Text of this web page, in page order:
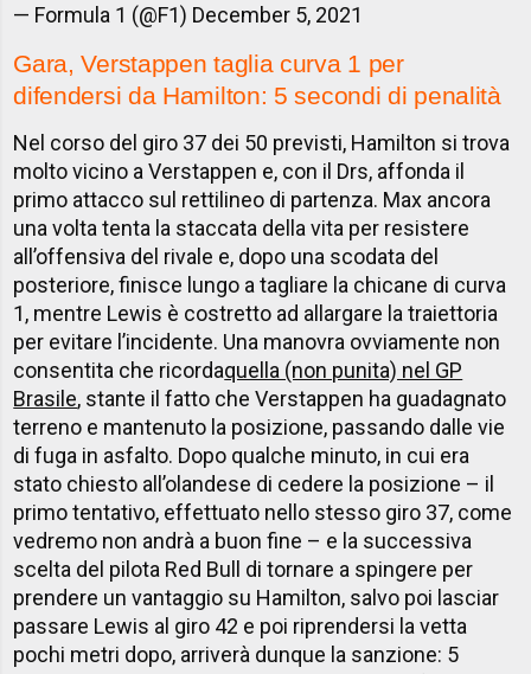
— Formula 1 (@F1) December 5, 2021
Gara, Verstappen taglia curva 1 per
difendersi da Hamilton: 5 secondi di penalità
Nel corso del giro 37 dei 50 previsti, Hamilton si trova
molto vicino a Verstappen e, con il Drs, affonda il
primo attacco sul rettilineo di partenza. Max ancora
una volta tenta la staccata della vita per resistere
all’offensiva del rivale e, dopo una scodata del
posteriore, finisce lungo a tagliare la chicane di curva
1, mentre Lewis è costretto ad allargare la traiettoria
per evitare l’incidente. Una manovra ovviamente non
consentita che ricordaquella (non punita) nel GP
Brasile, stante il fatto che Verstappen ha guadagnato
terreno e mantenuto la posizione, passando dalle vie
di fuga in asfalto. Dopo qualche minuto, in cui era
stato chiesto all’olandese di cedere la posizione – il
primo tentativo, effettuato nello stesso giro 37, come
vedremo non andrà a buon fine – e la successiva
scelta del pilota Red Bull di tornare a spingere per
prendere un vantaggio su Hamilton, salvo poi lasciar
passare Lewis al giro 42 e poi riprendersi la vetta
pochi metri dopo, arriverà dunque la sanzione: 5